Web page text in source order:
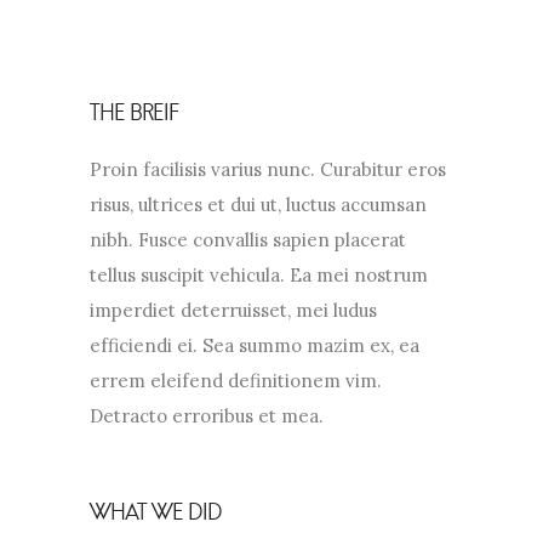
THE BREIF
Proin facilisis varius nunc. Curabitur eros
risus, ultrices et dui ut, luctus accumsan
nibh. Fusce convallis sapien placerat
tellus suscipit vehicula. Ea mei nostrum
imperdiet deterruisset, mei ludus
efficiendi ei. Sea summo mazim ex, ea
errem eleifend definitionem vim.
Detracto erroribus et mea.
WHAT WE DID